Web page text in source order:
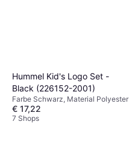
Hummel Kid's Logo Set -
Black (226152-2001)
Farbe Schwarz, Material Polyester
€ 17,22
7 Shops